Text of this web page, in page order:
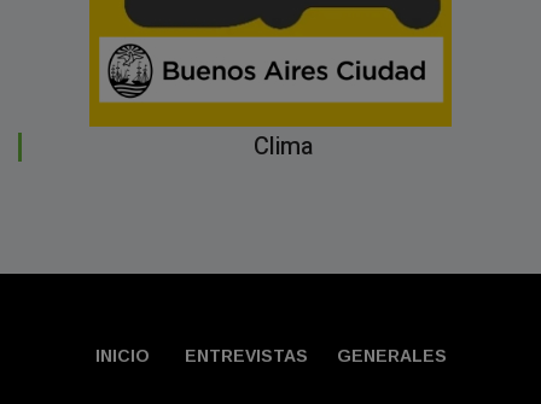
Clima
INICIO ENTREVISTAS GENERALES